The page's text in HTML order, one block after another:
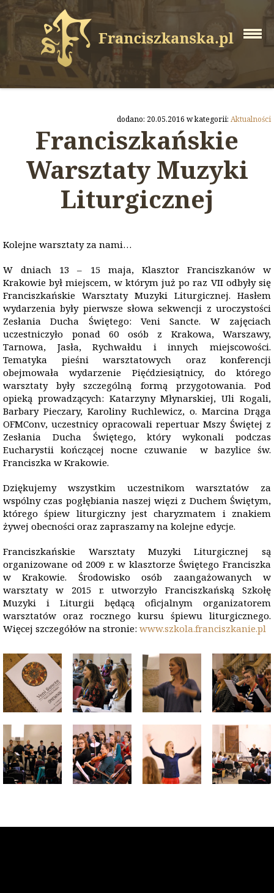
dodano: 20.05.2016 w kategorii: Aktualności
Franciszkańskie
Warsztaty Muzyki
Liturgicznej
Kolejne warsztaty za nami…
W dniach 13 – 15 maja, Klasztor Franciszkanów w
Krakowie był miejscem, w którym już po raz VII odbyły się
Franciszkańskie Warsztaty Muzyki Liturgicznej. Hasłem
wydarzenia były pierwsze słowa sekwencji z uroczystości
Zesłania Ducha Świętego: Veni Sancte. W zajęciach
uczestniczyło ponad 60 osób z Krakowa, Warszawy,
Tarnowa, Jasła, Rychwałdu i innych miejscowości.
Tematyka pieśni warsztatowych oraz konferencji
obejmowała wydarzenie Pięćdziesiątnicy, do którego
warsztaty były szczególną formą przygotowania. Pod
opieką prowadzących: Katarzyny Młynarskiej, Uli Rogali,
Barbary Pieczary, Karoliny Ruchlewicz, o. Marcina Drąga
OFMConv, uczestnicy opracowali repertuar Mszy Świętej z
Zesłania Ducha Świętego, który wykonali podczas
Eucharystii kończącej nocne czuwanie w bazylice św.
Franciszka w Krakowie.
Dziękujemy wszystkim uczestnikom warsztatów za
wspólny czas pogłębiania naszej więzi z Duchem Świętym,
którego śpiew liturgiczny jest charyzmatem i znakiem
żywej obecności oraz zapraszamy na kolejne edycje.
Franciszkańskie Warsztaty Muzyki Liturgicznej są
organizowane od 2009 r. w klasztorze Świętego Franciszka
w Krakowie. Środowisko osób zaangażowanych w
warsztaty w 2015 r. utworzyło Franciszkańską Szkołę
Muzyki i Liturgii będącą oficjalnym organizatorem
warsztatów oraz rocznego kursu śpiewu liturgicznego.
Więcej szczegółów na stronie: www.szkola.franciszkanie.pl